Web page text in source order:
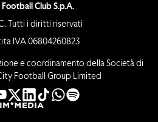
Football Club S.p.A.
Tutti i diritti riservati
IVA 06804260823
e coordinamento della Società di
Football Group Limited